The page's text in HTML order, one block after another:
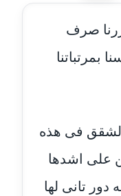
صرف
بمرتباتنا
الشقق فى هذه
على اشدها
تانى لها